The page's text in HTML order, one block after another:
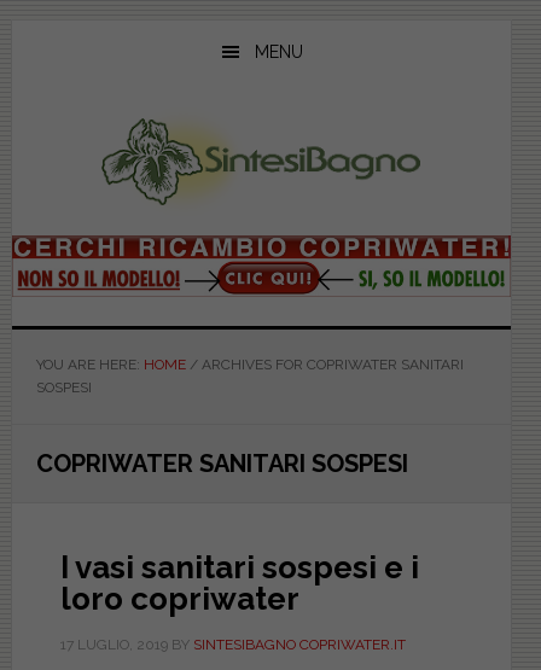
MENU
YOU ARE HERE: HOME /ARCHIVES FOR COPRIWATER SANITARI
SOSPESI
COPRIWATER SANITARI SOSPESI
I vasi sanitari sospesi e i
loro copriwater
17 LUGLIO, 2019BY SINTESIBAGNO COPRIWATER.IT